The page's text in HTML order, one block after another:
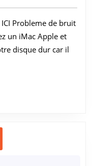
ICI Probleme de bruit
un iMac Apple et
disque dur car il